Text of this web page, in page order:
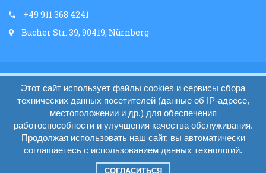
+49 911 368 4241
Bucher Str. 39, 90419, Nürnberg
Главная
Условия работы (AGB)
Impressum
Вопросы и ответы Контакты
Turpoezdka.de, 2016
Developer -
Этот сайт использует файлы cookies и сервисы сбора
технических данных посетителей (данные об IP-адресе,
местоположении и др.) для обеспечения
работоспособности и улучшения качества обслуживания.
Продолжая использовать наш сайт, вы автоматически
соглашаетесь с использованием данных технологий.
СОГЛАСИТЬСЯ